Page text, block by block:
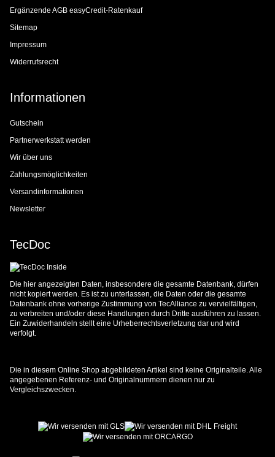
Ergänzende AGB easyCredit-Ratenkauf
Sitemap
Impressum
Widerrufsrecht
Informationen
Gutschein
Partnerwerkstatt werden
Wir über uns
Zahlungsmöglichkeiten
Versandinformationen
Newsletter
TecDoc
Die hier angezeigten Daten, insbesondere die gesamte Datenbank, dürfen
nicht kopiert werden. Es ist zu unterlassen, die Daten oder die gesamte
Datenbank ohne vorherige Zustimmung von TecAlliance zu vervielfältigen,
zu verbreiten und/oder diese Handlungen durch Dritte ausführen zu lassen.
Ein Zuwiderhandeln stellt eine Urheberrechtsverletzung dar und wird
verfolgt.
Die in diesem Online Shop abgebildeten Artikel sind keine Originalteile. Alle
angegebenen Referenz- und Originalnummern dienen nur zu
Vergleichszwecken.